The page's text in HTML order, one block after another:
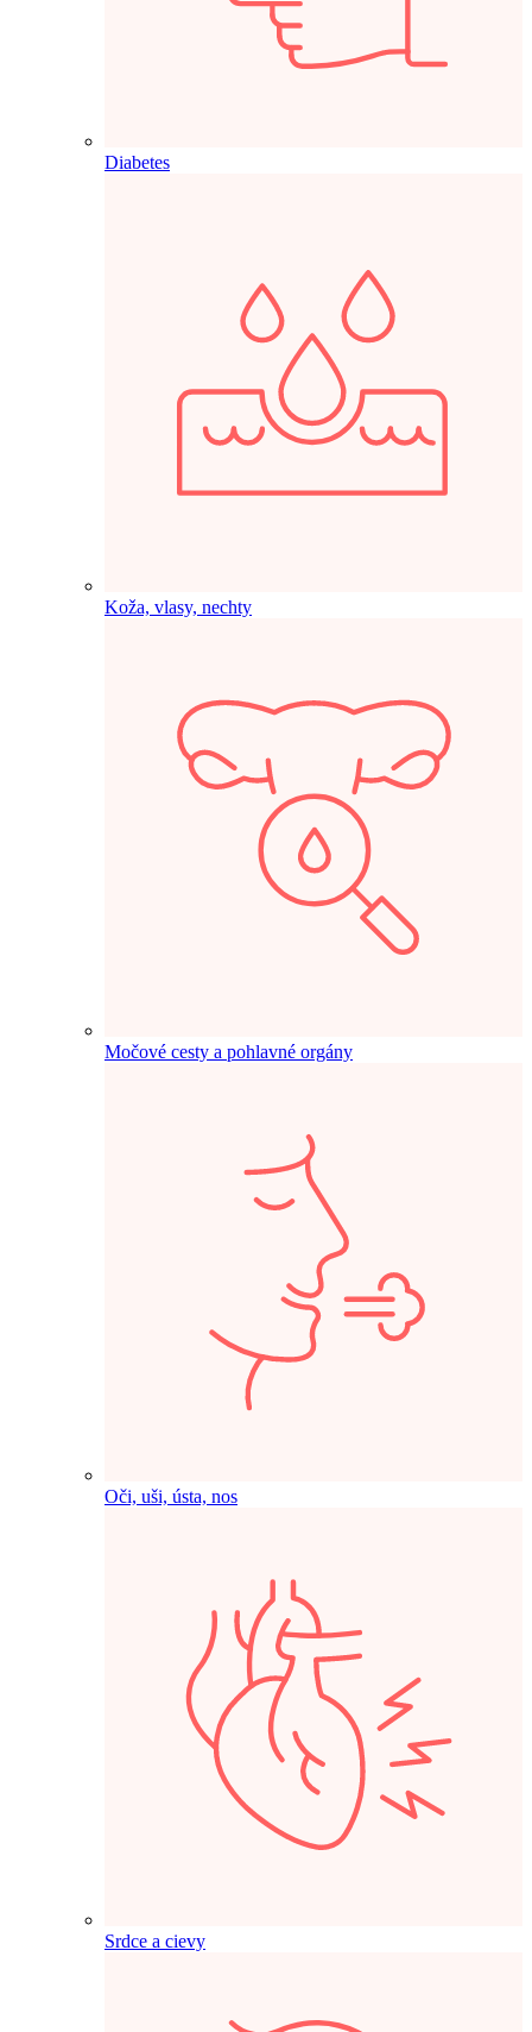
Diabetes
Koža, vlasy, nechty
Močové cesty a pohlavné orgány
Oči, uši, ústa, nos
Srdce a cievy